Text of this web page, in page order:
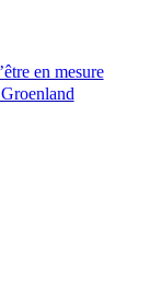
en mesure